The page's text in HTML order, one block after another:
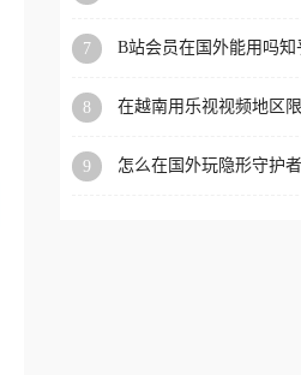
7
B站会员在国外能用吗
8
在越南用乐视视频地区
9
怎么在国外玩隐形守护